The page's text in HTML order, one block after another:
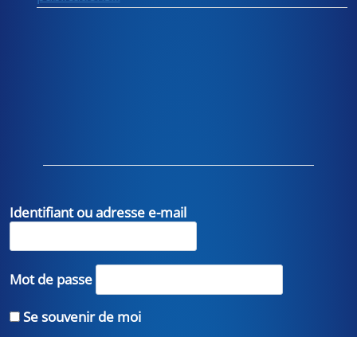
Identifiant ou adresse e-mail
Mot de passe
Se souvenir de moi